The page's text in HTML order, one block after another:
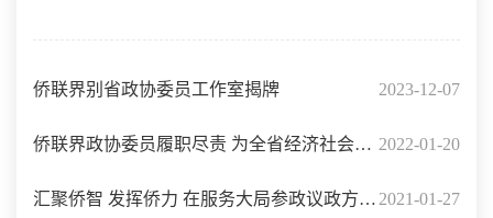
2023-12-07
侨联界别省政协委员工作室揭牌
2022-01-20
侨联界政协委员履职尽责 为全省经济社会发
展建有用之言献务实之策 2021-01-27
汇聚侨智 发挥侨力 在服务大局参政议政方面